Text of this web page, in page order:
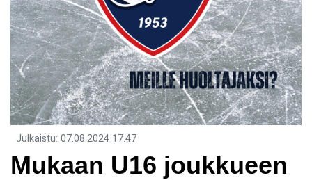
Julkaistu: 07.08.2024 17.47
Mukaan U16 joukkueen